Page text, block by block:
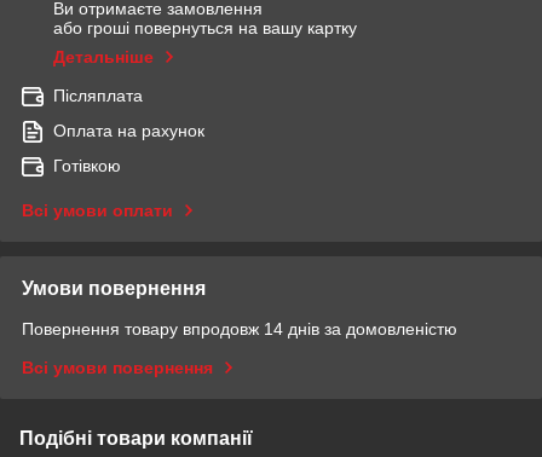
Ви отримаєте замовлення
або гроші повернуться на вашу картку
Детальніше
Післяплата
Оплата на рахунок
Готівкою
Всі умови оплати
Умови повернення
Повернення товару впродовж 14 днів за домовленістю
Всі умови повернення
Подібні товари компанії